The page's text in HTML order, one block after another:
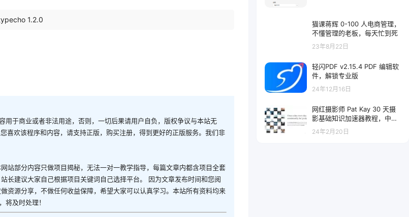
1.2.0
于商业或者非法用途，否则，一切后果请用户自负，版权争议与本站无
喜欢该程序和内容，请支持正版，购买注册，得到更好的正版服务。我们非
站部分内容只做项目揭秘，无法一对一教学指导，每篇文章内都含项目全套
长建议大家自己根据项目关键词自己选择平台。 因为文章发布时间和您阅
资源分享，不做任何收益保障，希望大家可以认真学习。本站所有资料均来
将及时处理！
猫课蒋辉 0-100 人电商管理，
不懂管理的老板，每天忙到死
23年8月22日
轻闪PDF v2.15.4 PDF 编辑软
件，解锁专业版
24年12月16日
网红摄影师 Pat Kay 30 天摄
影基础知识加速器教程，中英
字幕（30 节课）
24年2月20日